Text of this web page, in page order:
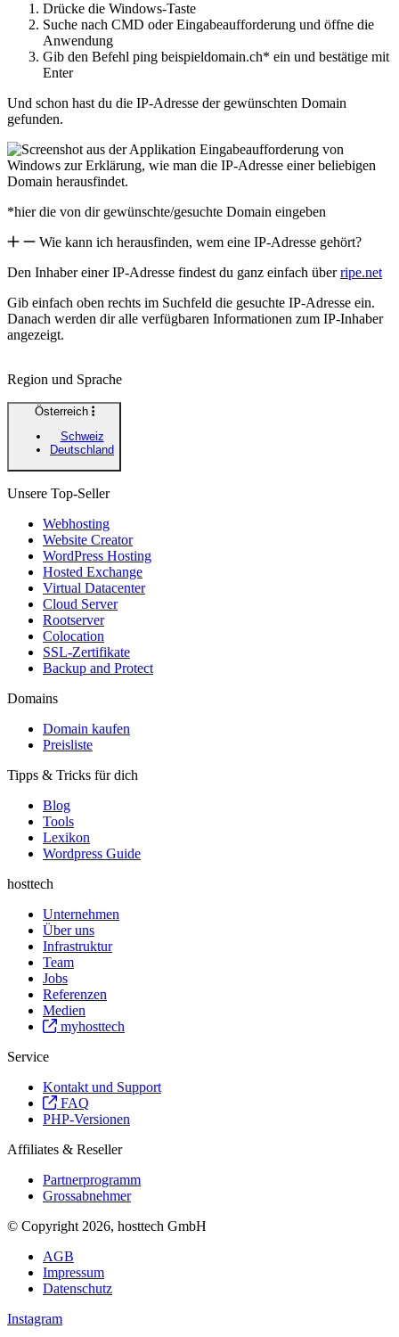
Drücke die Windows-Taste
Suche nach CMD oder Eingabeaufforderung und öffne die
Anwendung
Gib den Befehl ping beispieldomain.ch* ein und bestätige mit
Enter
Und schon hast du die IP-Adresse der gewünschten Domain
gefunden.
*hier die von dir gewünschte/gesuchte Domain eingeben
Wie kann ich herausfinden, wem eine IP-Adresse gehört?
Den Inhaber einer IP-Adresse findest du ganz einfach überripe.net
Gib einfach oben rechts im Suchfeld die gesuchte IP-Adresse ein.
Danach werden dir alle verfügbaren Informationen zum IP-Inhaber
angezeigt.
Region und Sprache
Österreich
Schweiz
Deutschland
Unsere Top-Seller
Webhosting
Website Creator
WordPress Hosting
Hosted Exchange
Virtual Datacenter
Cloud Server
Rootserver
Colocation
SSL-Zertifikate
Backup and Protect
Domains
Domain kaufen
Preisliste
Tipps & Tricks für dich
Blog
Tools
Lexikon
Wordpress Guide
hosttech
Unternehmen
Über uns
Infrastruktur
Team
Jobs
Referenzen
Medien
myhosttech
Service
Kontakt und Support
FAQ
PHP-Versionen
Affiliates & Reseller
Partnerprogramm
Grossabnehmer
© Copyright 2026, hosttech GmbH
AGB
Impressum
Datenschutz
Instagram